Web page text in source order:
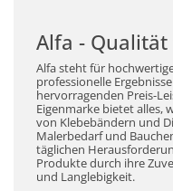
Alfa -
Alfa steht für
professionelle
hervorragenden Preis-
Eigenmarke bietet alles,
von Klebebändern und
Malerbedarf und
täglichen
Produkte durch ihre
und Langlebigkeit.